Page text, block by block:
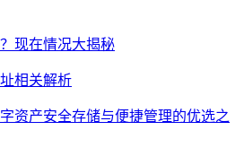
现在情况大揭秘
相关解析
资产安全存储与便捷管理的优选之